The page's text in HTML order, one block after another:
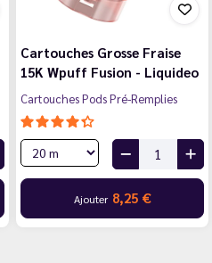
Cartouches Grosse Fraise
15K Wpuff Fusion - Liquideo
Cartouches Pods Pré-Remplies
Ajouter 8,25 €